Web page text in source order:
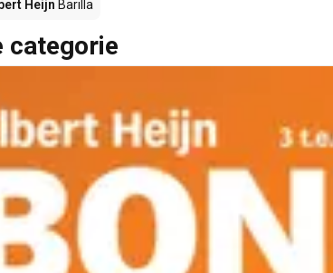
Heijn Barilla
categorie